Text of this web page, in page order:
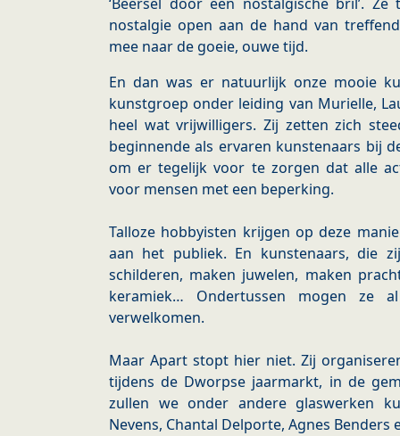
‘Beersel door een nostalgische bril’.
nostalgie open aan de hand van
mee naar de goeie, ouwe tijd.
En dan was er natuurlijk onze mooie
kunstgroep onder leiding van Murielle,
heel wat vrijwilligers. Zij zetten zich
beginnende als ervaren kunstenaars bij
om er tegelijk voor te zorgen dat alle
voor mensen met een beperking.
Talloze hobbyisten krijgen op deze
aan het publiek. En kunstenaars, die
schilderen, maken juwelen, maken
keramiek… Ondertussen mogen ze
verwelkomen.
Maar Apart stopt hier niet. Zij
tijdens de Dworpse jaarmarkt, in de
zullen we onder andere glaswerken
Nevens, Chantal Delporte, Agnes Benders